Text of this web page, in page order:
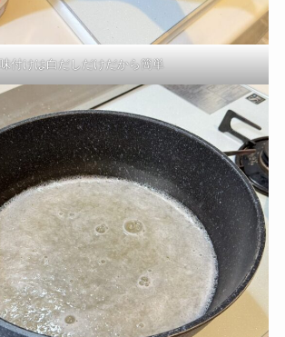
味付けは白だしだけだから簡単